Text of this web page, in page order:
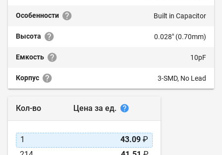
Особенности Built in Capacitor
Высота 0.028" (0.70mm)
Емкость 10pF
Корпус 3-SMD, No Lead
Кол-во Цена за ед.
1 43.09 ₽